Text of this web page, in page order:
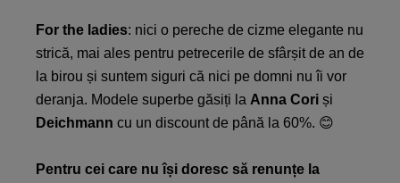
For the ladies: nici o pereche de cizme elegante nu
strică, mai ales pentru petrecerile de sfârșit de an de
la birou și suntem siguri că nici pe domni nu îi vor
deranja. Modele superbe găsiți la Anna Cori și
Deichmann cu un discount de până la 60%. 😊
Pentru cei care nuîși doresc să renunțe la